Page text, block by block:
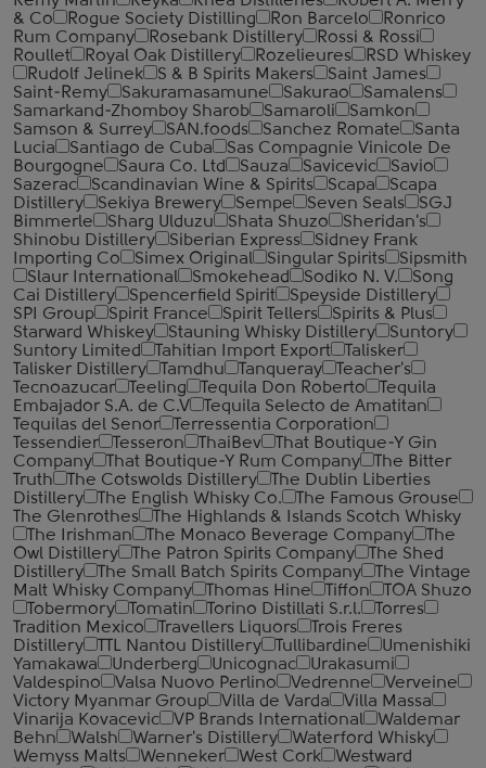
& Co
Rogue Society Distilling Ron Barcelo
Ronrico
Rum Company
Rosebank Distillery
Rossi & Rossi
Roullet
Royal Oak Distillery Rozelieures
RSD Whiskey
Rudolf Jelinek
S & B Spirits Makers
Saint James
Saint-Remy
Sakuramasamune Sakurao
Samalens
Samarkand-Zhomboy Sharob
Samaroli
Samkon
Samson & Surrey
SAN.foods Sanchez Romate
Santa
Lucia
Santiago de Cuba
Sas Compagnie Vinicole De
Bourgogne
Saura Co. Ltd Sauza Savicevic
Savio
Sazerac
Scandinavian Wine & Spirits Scapa
Scapa
Distillery
Sekiya Brewery Sempe Seven Seals
SGJ
Bimmerle
Sharg Ulduzu Shata Shuzo
Sheridan's
Shinobu Distillery
Siberian Express
Sidney Frank
Importing Co
Simex Original Singular Spirits
Sipsmith
Slaur International
Smokehead Sodiko N. V.
Song
Cai Distillery
Spencerfield Spirit
Speyside Distillery
SPI Group
Spirit France Spirit Tellers
Spirits & Plus
Starward Whiskey
Stauning Whisky Distillery
Suntory
Suntory Limited
Tahitian Import Export
Talisker
Talisker Distillery
Tamdhu Tanqueray
Teacher's
Tecnoazucar
Teeling Tequila Don Roberto
Tequila
Embajador S.A. de C.V
Tequila Selecto de Amatitan
Tequilas del Senor
Terressentia Corporation
Tessendier
Tesseron ThaiBev
That Boutique-Y Gin
Company
That Boutique-Y Rum Company
The Bitter
Truth
The Cotswolds Distillery
The Dublin Liberties
Distillery
The English Whisky Co.
The Famous Grouse
The Glenrothes
The Highlands & Islands Scotch Whisky
The Irishman
The Monaco Beverage Company
The
Owl Distillery
The Patron Spirits Company
The Shed
Distillery
The Small Batch Spirits Company
The Vintage
Malt Whisky Company
Thomas Hine Tiffon
TOA Shuzo
Tobermory
Tomatin Torino Distillati S.r.l.
Torres
Tradition Mexico
Travellers Liquors
Trois Freres
Distillery
TTL Nantou Distillery Tullibardine
Umenishiki
Yamakawa
Underberg Unicognac
Urakasumi
Valdespino
Valsa Nuovo Perlino Vedrenne
Verveine
Victory Myanmar Group
Villa de Varda
Villa Massa
Vinarija Kovacevic
VP Brands International
Waldemar
Behn
Walsh Warner's Distillery
Waterford Whisky
Wemyss Malts
Wenneker West Cork
Westward